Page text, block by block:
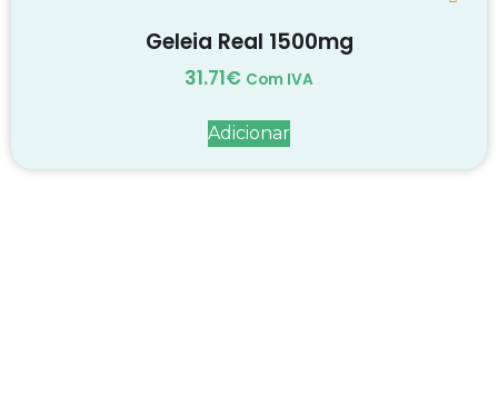
Geleia Real 1500mg
31.71€ Com IVA
Adicionar